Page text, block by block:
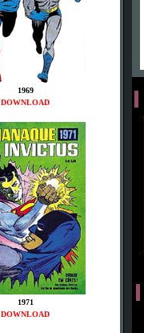
1969
DOWNLOAD
1971
DOWNLOAD